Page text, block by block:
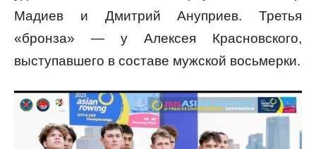
Мадиев и Дмитрий Ануприев. Третья
«бронза» — у Алексея Красновского,
выступавшего в составе мужской восьмерки.